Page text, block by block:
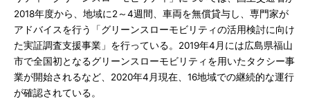
2018年度から、地域に2～4週間、車両を無償貸与し、専門家が
アドバイスを行う「グリーンスローモビリティの活用検討に向け
た実証調査支援事業」を行っている。2019年4月には広島県福山
市で全国初となるグリーンスローモビリティを用いたタクシー事
業が開始されるなど、2020年4月現在、16地域での継続的な運行
が確認されている。